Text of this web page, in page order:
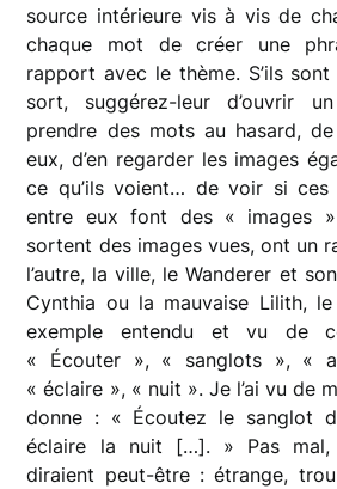
source intérieure vis à vis de
chaque mot de créer une
rapport avec le thème. S’ils
sort, suggérez-leur d’ouvrir
prendre des mots au hasard,
eux, d’en regarder les images
ce qu’ils voient… de voir si ces
entre eux font des « images
sortent des images vues, ont un
l’autre, la ville, le Wanderer et
Cynthia ou la mauvaise Lilith,
exemple entendu et vu de
« Écouter », « sanglots », «
« éclaire », « nuit ». Je l’ai vu de
donne : « Écoutez le sanglot
éclaire la nuit […]. » Pas mal,
diraient peut-être : étrange,